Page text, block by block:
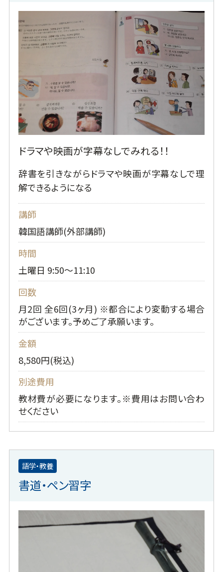
ドラマや映画が字幕なしでみれる！！
辞書を引きながらドラマや映画が字幕なしで理
解できるようになる
講師
韓国語講師(外部講師)
時間
土曜日 9:50～11:10
回数
月2回 全6回(3ヶ月) ※都合により変動する場合
がございます。予めご了承願います。
金額
8,580円(税込)
別途費用
教材費が必要になります。※費用はお問い合わ
せください
書道・ペン習字
語学・教養